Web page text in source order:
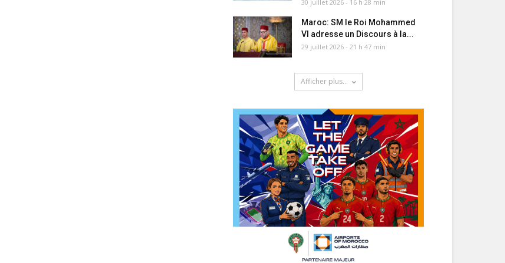
30 juillet 2026 - 16 h 28 min
Maroc: SM le Roi Mohammed
VI adresse un Discours à la...
29 juillet 2026 - 21 h 47 min
Afficher plus...